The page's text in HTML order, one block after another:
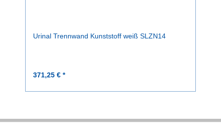
Urinal Trennwand Kunststoff weiß SLZN14
371,25 € *